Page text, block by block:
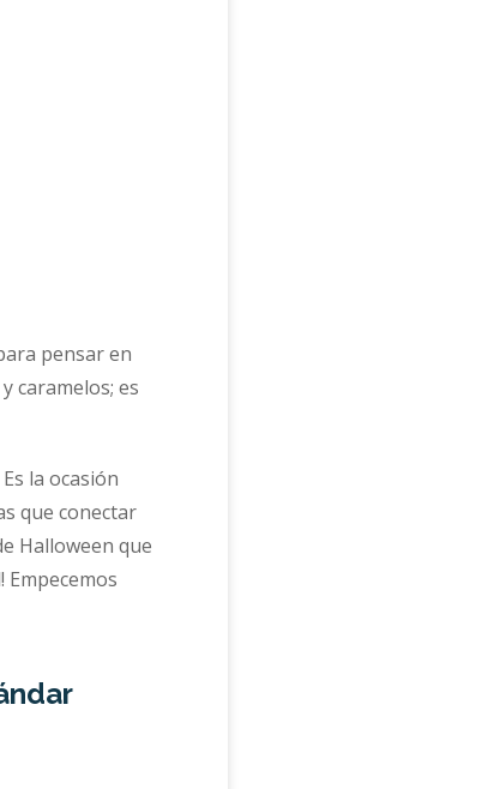
pensar en
caramelos; es
la ocasión
que conectar
Halloween que